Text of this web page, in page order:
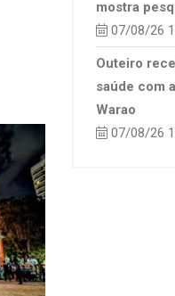
mostra
07/08/26
Outeiro
saúde com
Warao
07/08/26